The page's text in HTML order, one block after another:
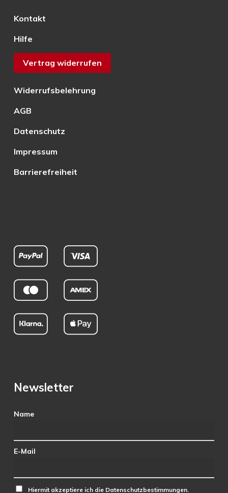
Kontakt
Hilfe
Vertrag widerrufen
Widerrufsbelehrung
AGB
Datenschutz
Impressum
Barrierefreiheit
Newsletter
Name
E-Mail
Hiermit akzeptiere ich die Datenschutzbestimmungen.